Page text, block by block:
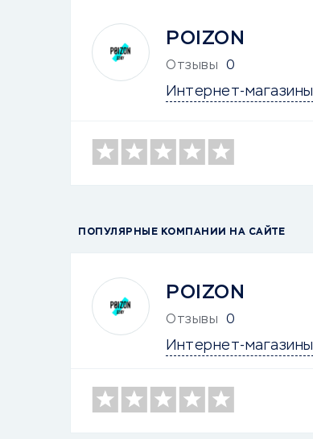
POIZON
Отзывы 0
Интернет-магазины
ПОПУЛЯРНЫЕ КОМПАНИИ НА САЙТЕ
POIZON
Отзывы 0
Интернет-магазины